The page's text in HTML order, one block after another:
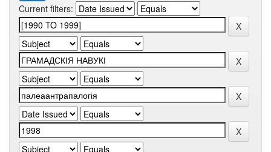
Current filters: